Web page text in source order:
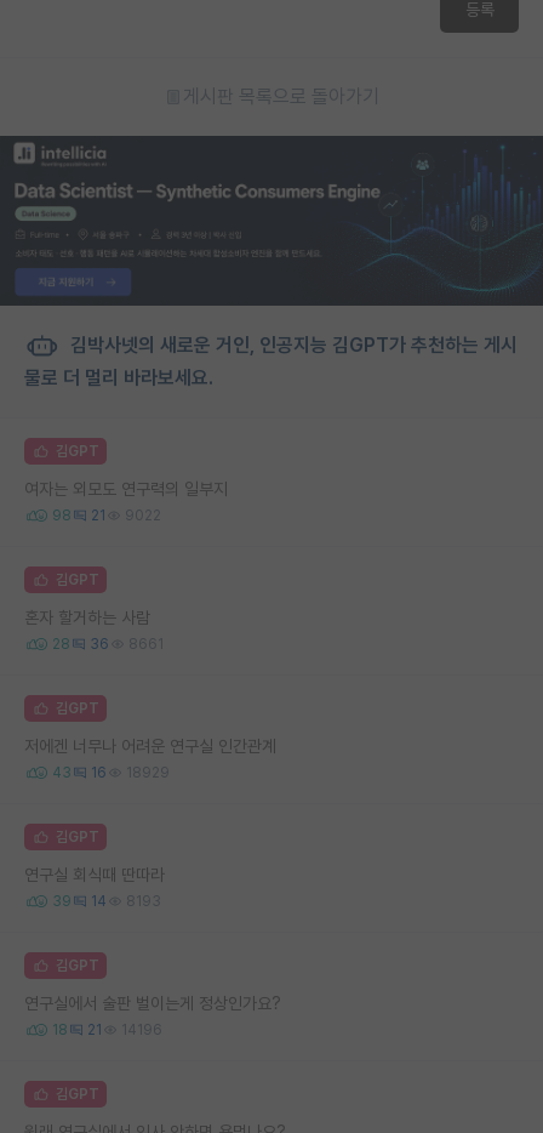
등록
게시판 목록으로 돌아가기
김박사넷의 새로운 거인, 인공지능 김GPT가 추천하는 게시
물로 더 멀리 바라보세요.
김GPT
여자는 외모도 연구력의 일부지
98 21 9022
김GPT
혼자 할거하는 사람
28 36 8661
김GPT
저에겐 너무나 어려운 연구실 인간관계
43 16 18929
김GPT
연구실 회식때 딴따라
39 14 8193
김GPT
연구실에서 술판 벌이는게 정상인가요?
18 21 14196
김GPT